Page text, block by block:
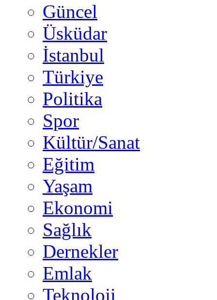
Güncel
Üsküdar
İstanbul
Türkiye
Politika
Spor
Kültür/Sanat
Eğitim
Yaşam
Ekonomi
Sağlık
Dernekler
Emlak
Teknoloji